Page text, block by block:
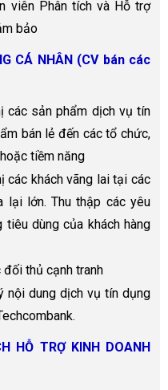
viên Phân tích và Hỗ trợ
bảo
CÁ NHÂN (CV bán các
các sản phẩm dịch vụ tín
bán lẻ đến các tổ chức,
tiềm năng
khách vãng lai tại các
lớn. Thu thập các yêu
dùng của khách hàng
thủ cạnh tranh
nội dung dịch vụ tín dụng
HỖ TRỢ KINH DOANH